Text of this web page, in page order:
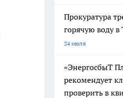
Прокуратура
горячую воду
24 июля
«ЭнергосбыТ
рекомендует
проверить в